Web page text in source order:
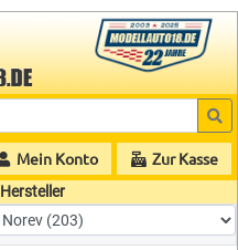
Mein Konto Zur Kasse
Hersteller